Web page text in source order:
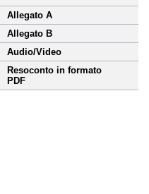
Allegato A
Allegato B
Audio/Video
Resoconto in formato
PDF